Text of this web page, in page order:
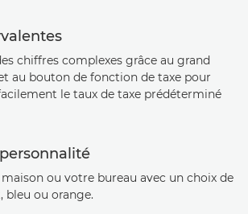
chiffres complexes grâce au grand
au bouton de fonction de taxe pour
le taux de taxe prédéterminé
ou votre bureau avec un choix de
bleu ou orange.